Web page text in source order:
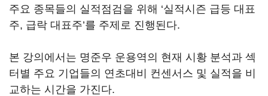
주요 종목들의 실적점검을 위해 ‘실적시즌 급등 대표
주, 급락 대표주’를 주제로 진행된다.
본 강의에서는 명준우 운용역의 현재 시황 분석과 섹
터별 주요 기업들의 연초대비 컨센서스 및 실적을 비
교하는 시간을 가진다.